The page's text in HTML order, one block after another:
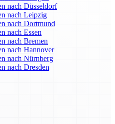
nach Düsseldorf
nach Leipzig
nach Dortmund
nach Essen
nach Bremen
nach Hannover
nach Nürnberg
nach Dresden